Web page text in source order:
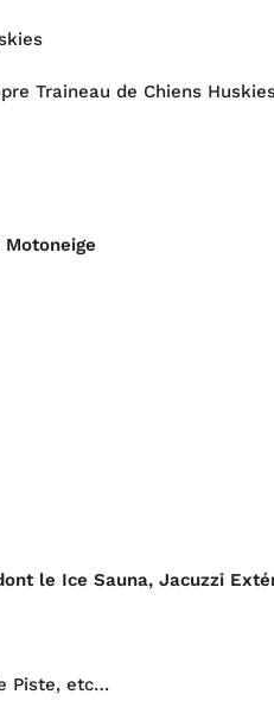
Traineau de Chiens
le Ice Sauna, Jacuzzi
Piste, etc…